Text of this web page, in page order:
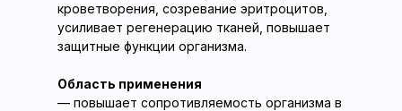
кроветворения, созревание эритроцитов,
усиливает регенерацию тканей, повышает
защитные функции организма.
Область применения
— повышает сопротивляемость организма в